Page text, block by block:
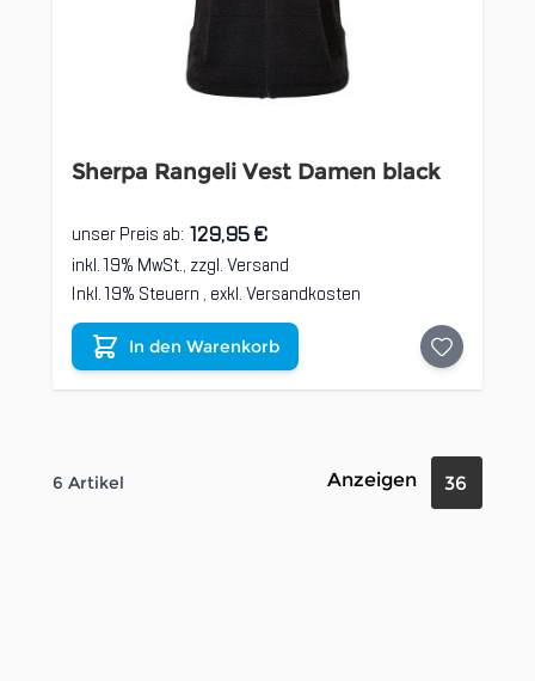
Sherpa Rangeli Vest Damen black
unser Preis ab: 129,95 €
inkl. 19% MwSt., zzgl.Versand
Inkl. 19% Steuern , exkl.Versandkosten
In den Warenkorb
6 Artikel Anzeigen